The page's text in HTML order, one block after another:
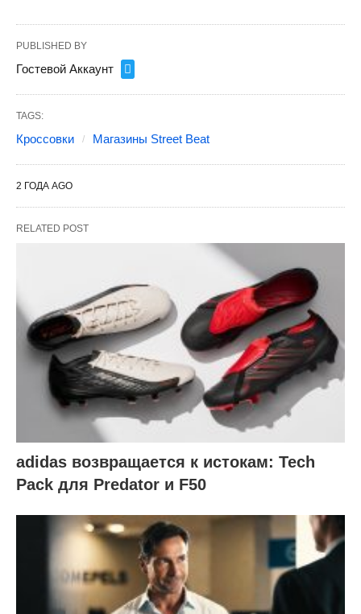
PUBLISHED BY
Гостевой Аккаунт
TAGS:
Кроссовки Магазины Street Beat
2 ГОДА AGO
RELATED POST
adidas возвращается к истокам: Tech
Pack для Predator и F50